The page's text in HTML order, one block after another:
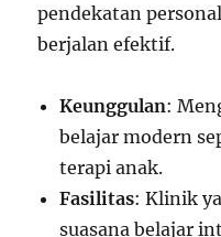
pendekatan
berjalan efektif.
Keunggulan:
belajar modern
terapi anak.
Fasilitas: Klinik
suasana belajar